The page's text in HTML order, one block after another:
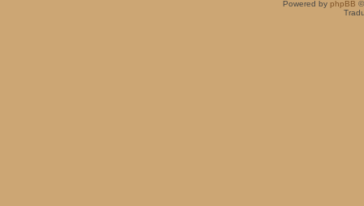
Powered by phpBB